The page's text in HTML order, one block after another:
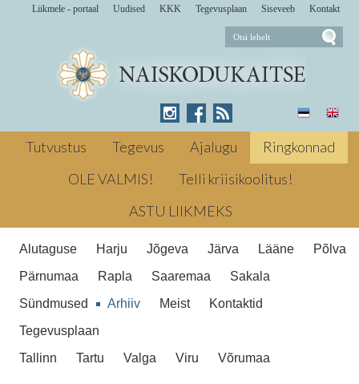
Liikmele - portaal Uudised KKK Tegevusplaan Siseveeb Kontakt
Lastele head tehes tunneme
Advendiajal käisid Sakala
lastepsühhiaatria osakonnas lastega
meisterdamas. aasta naiskodukaitsja
Tutvustus Tegevus Ajalugu
Ringkonnad
OLE VALMIS!
Telli kriisikoolitus!
ASTU LIIKMEKS
Alutaguse Harju Jõgeva Järva Lääne
Põlva
Pärnumaa
Rapla Saaremaa
Sakala
Sündmused
Arhiiv Meist
Kontaktid
Tegevusplaan
Tallinn
Tartu Valga Viru Võrumaa